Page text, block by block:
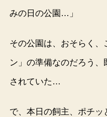
みの日の公園…」
その公園は、おそらく
ン」の準備なのだろう
されていた…
で、本日の飼主、ポチ